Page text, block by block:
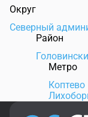
Округ
Северный
Район
Метро
Коптево